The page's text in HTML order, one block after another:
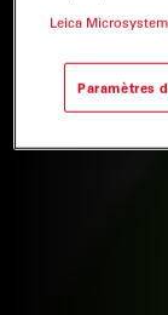
Leica
Paramètres